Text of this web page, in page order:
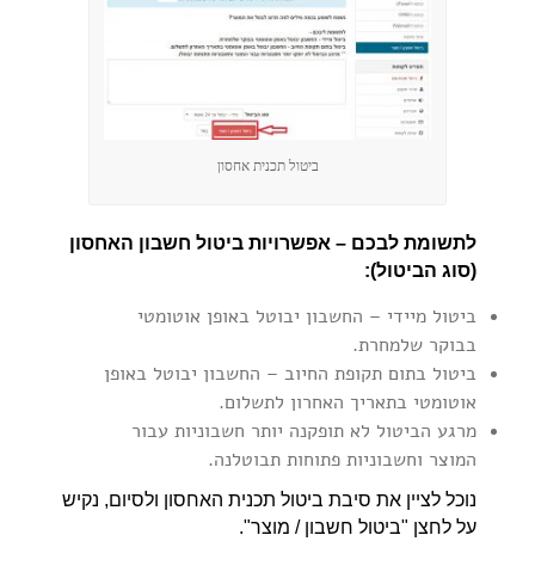
ביטול תכנית אחסון
לתשומת לבכם – אפשרויות ביטול חשבון האחסון
(סוג הביטול):
ביטול מיידי – החשבון יבוטל באופן אוטומטי
בבוקר שלמחרת.
ביטול בתום תקופת החיוב – החשבון יבוטל באופן
אוטומטי בתאריך האחרון לתשלום.
מרגע הביטול לא תופקנה יותר חשבוניות עבור
המוצר וחשבוניות פתוחות תבוטלנה.
נוכל לציין את סיבת ביטול תכנית האחסון ולסיום, נקיש
על לחצן "ביטול חשבון / מוצר".